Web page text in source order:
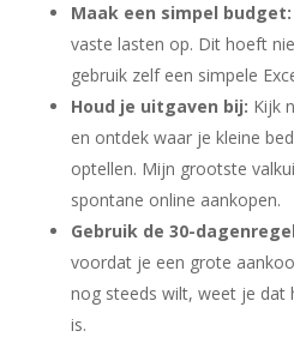
Maak een simpel budget:
vaste lasten op. Dit hoeft
gebruik zelf een simpele
Houd je uitgaven bij: Kijk
en ontdek waar je kleine
optellen. Mijn grootste
spontane online aankopen.
Gebruik de 30-
voordat je een grote
nog steeds wilt, weet je dat
is.